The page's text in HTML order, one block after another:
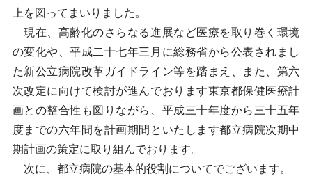
上を図ってまいりました。
現在、高齢化のさらなる進展など医療を取り巻く環境
の変化や、平成二十七年三月に総務省から公表されまし
た新公立病院改革ガイドライン等を踏まえ、また、第六
次改定に向けて検討が進んでおります東京都保健医療計
画との整合性も図りながら、平成三十年度から三十五年
度までの六年間を計画期間といたします都立病院次期中
期計画の策定に取り組んでおります。
次に、都立病院の基本的役割についてでございます。